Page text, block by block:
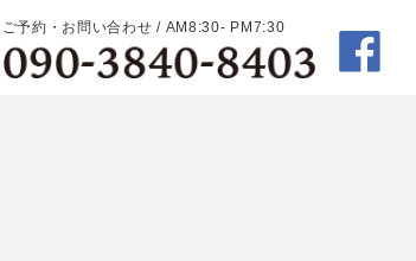
ご予約・お問い合わせ / AM8:30- PM7:30